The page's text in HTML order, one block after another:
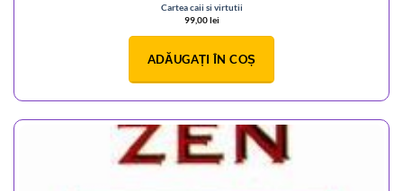
Cartea caii si virtutii
99,00lei
ADĂUGAȚI ÎN COȘ